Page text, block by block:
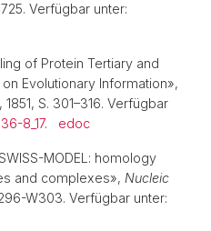
Verfügbar unter:
of Protein Tertiary and
Evolutionary Information»,
, 1851, S. 301–316. Verfügbar
8_17. edoc
MODEL: homology
and complexes», Nucleic
W303. Verfügbar unter: